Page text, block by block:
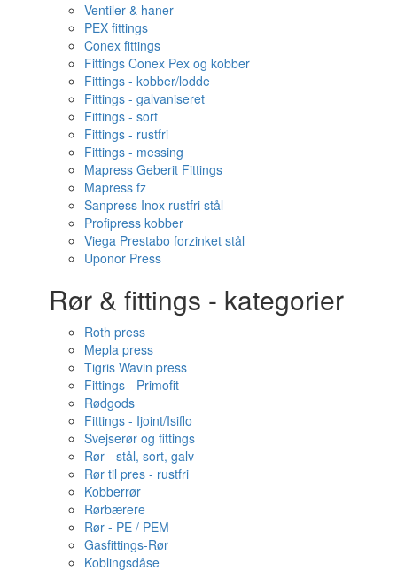
Ventiler & haner
PEX fittings
Conex fittings
Fittings Conex Pex og kobber
Fittings - kobber/lodde
Fittings - galvaniseret
Fittings - sort
Fittings - rustfri
Fittings - messing
Mapress Geberit Fittings
Mapress fz
Sanpress Inox rustfri stål
Profipress kobber
Viega Prestabo forzinket stål
Uponor Press
Rør & fittings - kategorier
Roth press
Mepla press
Tigris Wavin press
Fittings - Primofit
Rødgods
Fittings - Ijoint/Isiflo
Svejserør og fittings
Rør - stål, sort, galv
Rør til pres - rustfri
Kobberrør
Rørbærere
Rør - PE / PEM
Gasfittings-Rør
Koblingsdåse